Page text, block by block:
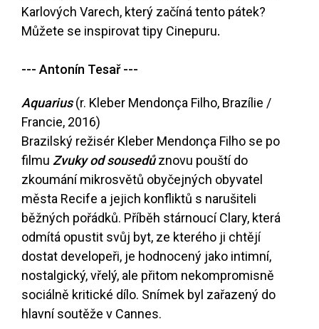
Karlových Varech, který začíná tento pátek?
Můžete se inspirovat tipy Cinepuru.
--- Antonín Tesař ---
Aquarius(r. Kleber Mendonça Filho, Brazílie /
Francie, 2016)
Brazilský režisér Kleber Mendonça Filho se po
filmu Zvuky od sousedůznovu pouští do
zkoumání mikrosvětů obyčejných obyvatel
města Recife a jejich konfliktů s narušiteli
běžných pořádků. Příběh stárnoucí Clary, která
odmítá opustit svůj byt, ze kterého ji chtějí
dostat developeři, je hodnocený jako intimní,
nostalgický, vřelý, ale přitom nekompromisně
sociálně kritické dílo. Snímek byl zařazený do
hlavní soutěže v Cannes.